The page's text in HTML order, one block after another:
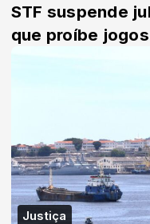
STF suspende
que proíbe
Justiça